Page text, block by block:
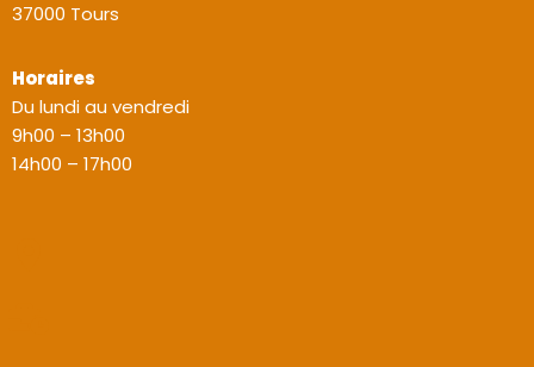
37000 Tours
Horaires
Du lundi au vendredi
9h00 – 13h00
14h00 – 17h00